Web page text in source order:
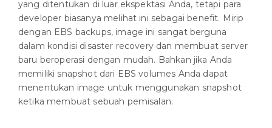
yang ditentukan di luar ekspektasi Anda, tetapi para
developer biasanya melihat ini sebagai benefit. Mirip
dengan EBS backups, image ini sangat berguna
dalam kondisi disaster recovery dan membuat server
baru beroperasi dengan mudah. Bahkan jika Anda
memiliki snapshot dari EBS volumes Anda dapat
menentukan image untuk menggunakan snapshot
ketika membuat sebuah pemisalan.